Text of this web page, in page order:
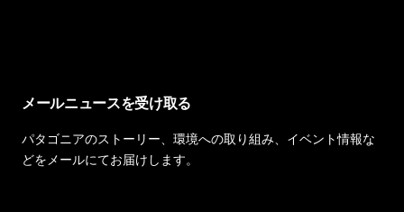
メールニュースを受け取る
パタゴニアのストーリー、環境への取り組み、イベント情報な
どをメールにてお届けします。